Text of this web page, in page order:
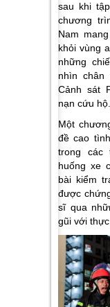
sau khi
chương
Nam
khỏi vùng
những
nhìn
Cảnh sát
nạn cứu hộ.
Một
đề cao
trong các
huống xe
bài kiểm
được
sĩ qua
gũi với